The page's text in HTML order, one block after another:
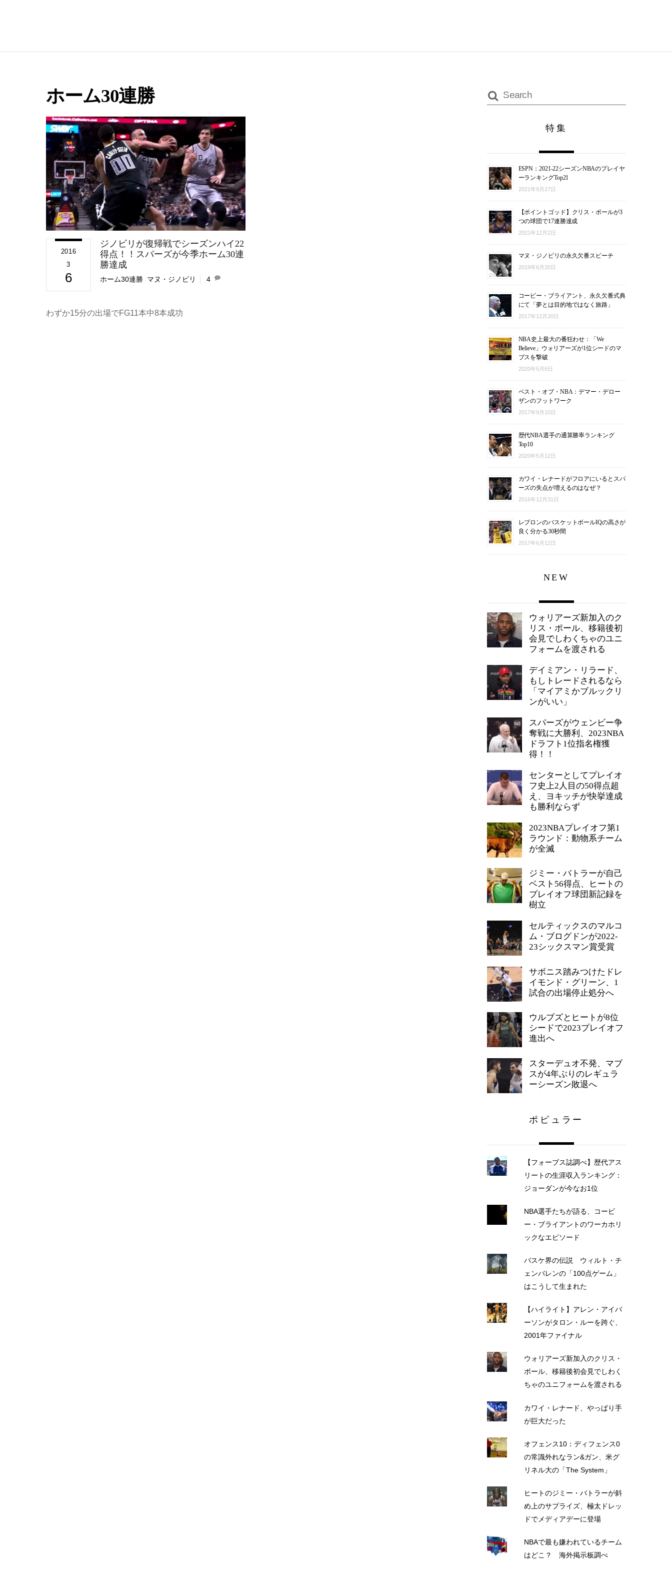
ホーム30連勝
2016
3
6
ジノビリが復帰戦でシーズンハイ22
得点！！スパーズが今季ホーム30連
勝達成
ホーム30連勝, マヌ・ジノビリ 4
わずか15分の出場でFG11本中8本成功
特集
ESPN：2021-22シーズンNBAのプレイヤ
ーランキングTop21
2021年9月27日
【ポイントゴッド】クリス・ポールが3
つの球団で17連勝達成
2021年12月2日
マヌ・ジノビリの永久欠番スピーチ
2019年6月20日
コービー・ブライアント、永久欠番式典
にて「夢とは目的地ではなく旅路」
2017年12月20日
NBA史上最大の番狂わせ：「We
Believe」ウォリアーズが1位シードのマ
ブスを撃破
2020年5月6日
ベスト・オブ・NBA：デマー・デロー
ザンのフットワーク
2017年9月10日
歴代NBA選手の通算勝率ランキング
Top10
2020年5月12日
カワイ・レナードがフロアにいるとスパ
ーズの失点が増えるのはなぜ？
2016年12月31日
レブロンのバスケットボールIQの高さが
良く分かる30秒間
2017年6月12日
NEW
ウォリアーズ新加入のク
リス・ポール、移籍後初
会見でしわくちゃのユニ
フォームを渡される
デイミアン・リラード、
もしトレードされるなら
「マイアミかブルックリ
ンがいい」
スパーズがウェンビー争
奪戦に大勝利、2023NBA
ドラフト1位指名権獲
得！！
センターとしてプレイオ
フ史上2人目の50得点超
え、ヨキッチが快挙達成
も勝利ならず
2023NBAプレイオフ第1
ラウンド：動物系チーム
が全滅
ジミー・バトラーが自己
ベスト56得点、ヒートの
プレイオフ球団新記録を
樹立
セルティックスのマルコ
ム・ブログドンが2022-
23シックスマン賞受賞
サボニス踏みつけたドレ
イモンド・グリーン、1
試合の出場停止処分へ
ウルブズとヒートが8位
シードで2023プレイオフ
進出へ
スターデュオ不発、マブ
スが4年ぶりのレギュラ
ーシーズン敗退へ
ポピュラー
【フォーブス誌調べ】歴代アス
リートの生涯収入ランキング：
ジョーダンが今なお1位
NBA選手たちが語る、コービ
ー・ブライアントのワーカホリ
ックなエピソード
バスケ界の伝説 ウィルト・チ
ェンバレンの「100点ゲーム」
はこうして生まれた
【ハイライト】アレン・アイバ
ーソンがタロン・ルーを跨ぐ、
2001年ファイナル
ウォリアーズ新加入のクリス・
ポール、移籍後初会見でしわく
ちゃのユニフォームを渡される
カワイ・レナード、やっぱり手
が巨大だった
オフェンス10：ディフェンス0
の常識外れなラン&ガン、米グ
リネル大の「The System」
ヒートのジミー・バトラーが斜
め上のサプライズ、極太ドレッ
ドでメディアデーに登場
NBAで最も嫌われているチーム
はどこ？ 海外掲示板調べ